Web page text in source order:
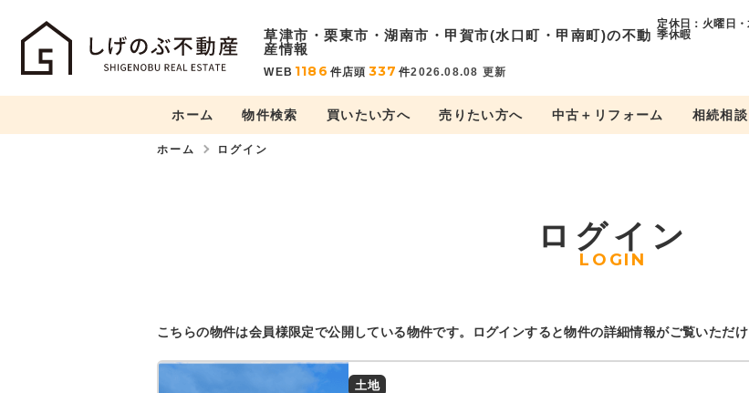
草津市・栗東市・湖南市・ 甲賀市(水口町・甲南町)の不動
産情報
WEB 1186 件店頭 337 件2026.08.08 更新
定休日：火曜日
季休暇
ホーム 物件検索 買いたい方へ 売りたい方へ 中古＋リフォーム 相続相談
ホーム ログイン
ログイン
LOGIN
こちらの物件は会員様限定で公開している物件です。ログインすると物件の詳細情報がご覧いただけ
土地